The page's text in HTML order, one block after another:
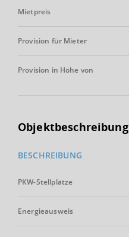
Mietpreis
Provision für Mieter
Provision in Höhe von
Objektbeschreibung
BESCHREIBUNG
PKW-Stellplätze
Energieausweis